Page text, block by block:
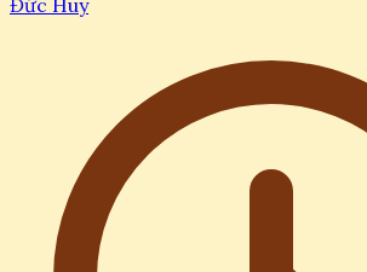
Đức Huy